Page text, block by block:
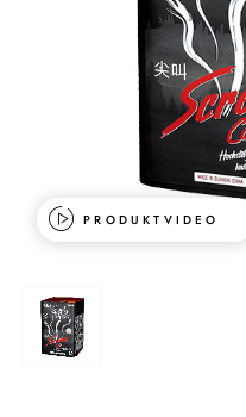
PRODUKTVIDEO